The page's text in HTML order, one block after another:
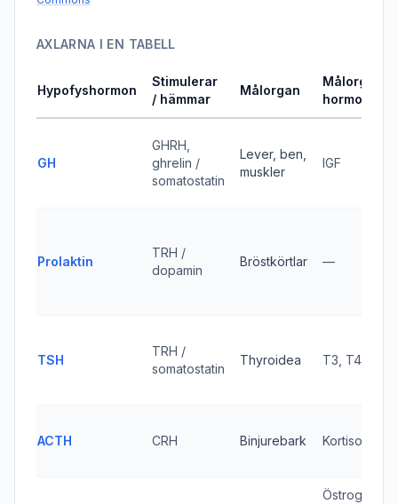
AXLARNA I EN TABELL
Hypofyshormon
Stimulerar
/ hämmar
Målorgan
hormon
GH
GHRH,
ghrelin /
somatostatin
Lever, ben,
muskler
IGF
Prolaktin
TRH /
dopamin
Bröstkörtlar —
TSH
TRH /
somatostatin
Thyroidea T3, T4
ACTH CRH Binjurebark Kortisol
Östrogen,